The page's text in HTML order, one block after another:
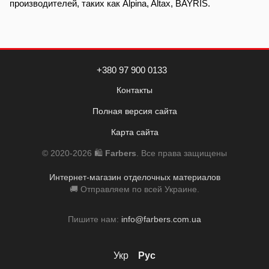
производителей, таких как Alpina, Altax, BAYRIS.
+380 97 900 0133
Контакты
Полная версия сайта
Карта сайта
© 2020-2026 🛍️ Farbers . Все права защищены
Интернет-магазин отделочных материалов
🚚 Отправляем по всей Украине.
Пишите нам: info@farbers.com.ua
Укр Рус